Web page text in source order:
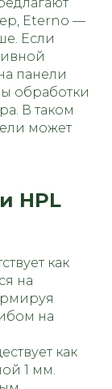
Eterno —
Если
панели
обработки
В таком
может
HPL
как
на
на
как
1 мм.